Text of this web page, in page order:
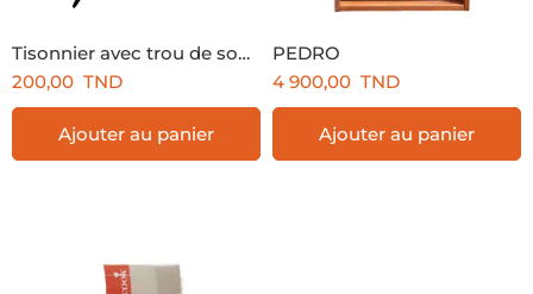
Tisonnier avec trou de soufflage
200,00 TND
Ajouter au panier
PEDRO
4 900,00 TND
Ajouter au panier